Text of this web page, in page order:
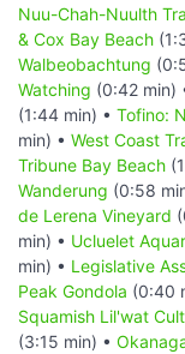
Nuu-Chah-Nuulth
& Cox Bay Beach
Walbeobachtung
Watching (0:42 min)
(1:44 min) • Tofino:
min) • West Coast
Tribune Bay Beach
Wanderung (0:58
de Lerena Vineyard
min) • Ucluelet
min) • Legislative
Peak Gondola (0:40
Squamish Lil'wat
(3:15 min) •